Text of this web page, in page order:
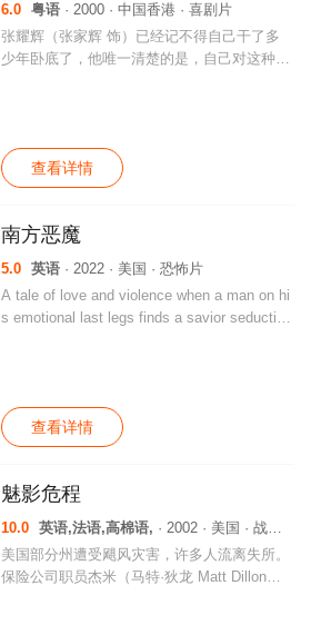
6.0 粤语 · 2000 · 中国香港 · 喜剧片
张耀辉（张家辉 饰）已经记不得自己干了多
少年卧底了，他唯一清楚的是，自己对这种遮
龙 饰）给了两人两千万巨款，命令他们借同
集团交易之际引蛇出洞。 张耀辉本计划和阿
雄一起掠走巨款远走高飞，哪知道阿雄先他一
阿雄的无头尸浮出水面，而张耀辉则成为了最
大嫌疑人。验尸官高兆褀（吴镇宇 饰）被张
耀辉挟持，后者要求他重新验尸。在尸体上，
高兆祺发现了疑点，这让他开始相信，张耀辉
并不是真凶。
查看详情
南方恶魔
5.0 英语 · 2022 · 美国 · 恐怖片
A tale of love and violence when a man on hi
s emotional last legs finds a savior seductive
worth dying for.
查看详情
魅影危程
10.0 英语,法语,高棉语, · 2002 · 美国 · 战争片
美国部分州遭受飓风灾害，许多人流离失所。
保险公司职员杰米（马特·狄龙 Matt Dillon